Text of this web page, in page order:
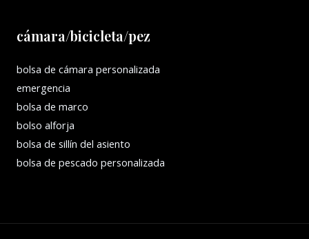
cámara/bicicleta/pez
bolsa de cámara personalizada
emergencia
bolsa de marco
bolso alforja
bolsa de sillín del asiento
bolsa de pescado personalizada